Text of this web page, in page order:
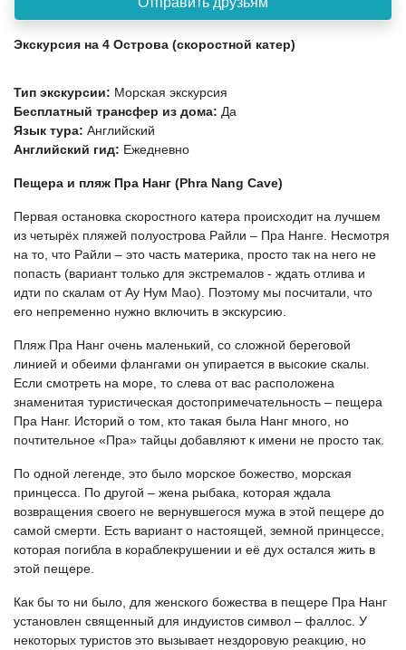
Экскурсия на 4 Острова (скоростной катер)
Тип экскурсии: Морская экскурсия
Бесплатный трансфер из дома: Да
Язык тура: Английский
Английский гид: Ежедневно
Пещера и пляж Пра Нанг (Phra Nang Cave)
Первая остановка скоростного катера происходит на лучшем
из четырёх пляжей полуострова Райли – Пра Нанге. Несмотря
на то, что Райли – это часть материка, просто так на него не
попасть (вариант только для экстремалов - ждать отлива и
идти по скалам от Ау Нум Мао). Поэтому мы посчитали, что
его непременно нужно включить в экскурсию.
Пляж Пра Нанг очень маленький, со сложной береговой
линией и обеими флангами он упирается в высокие скалы.
Если смотреть на море, то слева от вас расположена
знаменитая туристическая достопримечательность – пещера
Пра Нанг. Историй о том, кто такая была Нанг много, но
почтительное «Пра» тайцы добавляют к имени не просто так.
По одной легенде, это было морское божество, морская
принцесса. По другой – жена рыбака, которая ждала
возвращения своего не вернувшегося мужа в этой пещере до
самой смерти. Есть вариант о настоящей, земной принцессе,
которая погибла в кораблекрушении и её дух остался жить в
этой пещере.
Как бы то ни было, для женского божества в пещере Пра Нанг
установлен священный для индуистов символ – фаллос. У
некоторых туристов это вызывает нездоровую реакцию, но